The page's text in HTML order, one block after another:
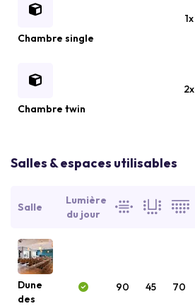
Chambre single
1x
Chambre twin
2x
Salles & espaces utilisables
Salle
Lumière
du jour
Dune
des
90 45 70